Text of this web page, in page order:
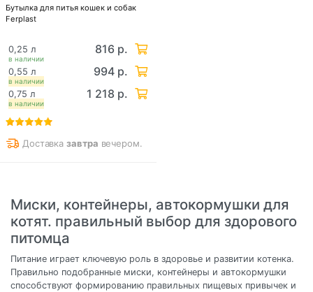
Бутылка для питья кошек и собак
Ferplast
в наличии
0,25 л 816 р.
в наличии
0,55 л 994 р.
в наличии
0,75 л 1 218 р.
Доставказавтра вечером.
Миски, контейнеры, автокормушки для
котят. правильный выбор для здорового
питомца
Питание играет ключевую роль в здоровье и развитии котенка.
Правильно подобранные миски, контейнеры и автокормушки
способствуют формированию правильных пищевых привычек и